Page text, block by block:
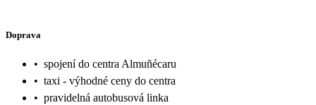
Doprava
• spojení do centra Almuñécaru
• taxi - výhodné ceny do centra
• pravidelná autobusová linka